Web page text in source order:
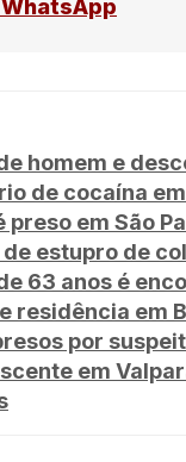
homem e
de cocaína
preso em São
estupro de
63 anos é
residência em
por
em